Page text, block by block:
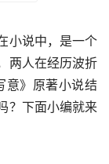
小说中，是一个
两人在经历波折
意》原著小说结
？下面小编就来